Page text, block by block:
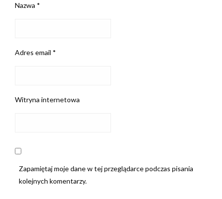
Nazwa *
Adres email *
Witryna internetowa
Zapamiętaj moje dane w tej przeglądarce podczas pisania
kolejnych komentarzy.